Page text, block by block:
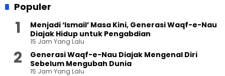
Populer
Menjadi ‘Ismail’ Masa Kini, Generasi Waqf-e-Nau
Diajak Hidup untuk Pengabdian
15 Jam Yang Lalu
Generasi Waqf-e-Nau Diajak Mengenal Diri
Sebelum Mengubah Dunia
15 Jam Yang Lalu